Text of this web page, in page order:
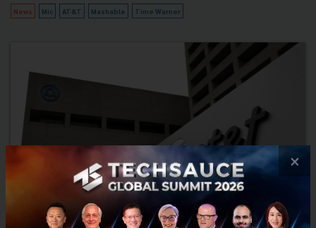
News Mic AT&T Mashable Time Warner
×